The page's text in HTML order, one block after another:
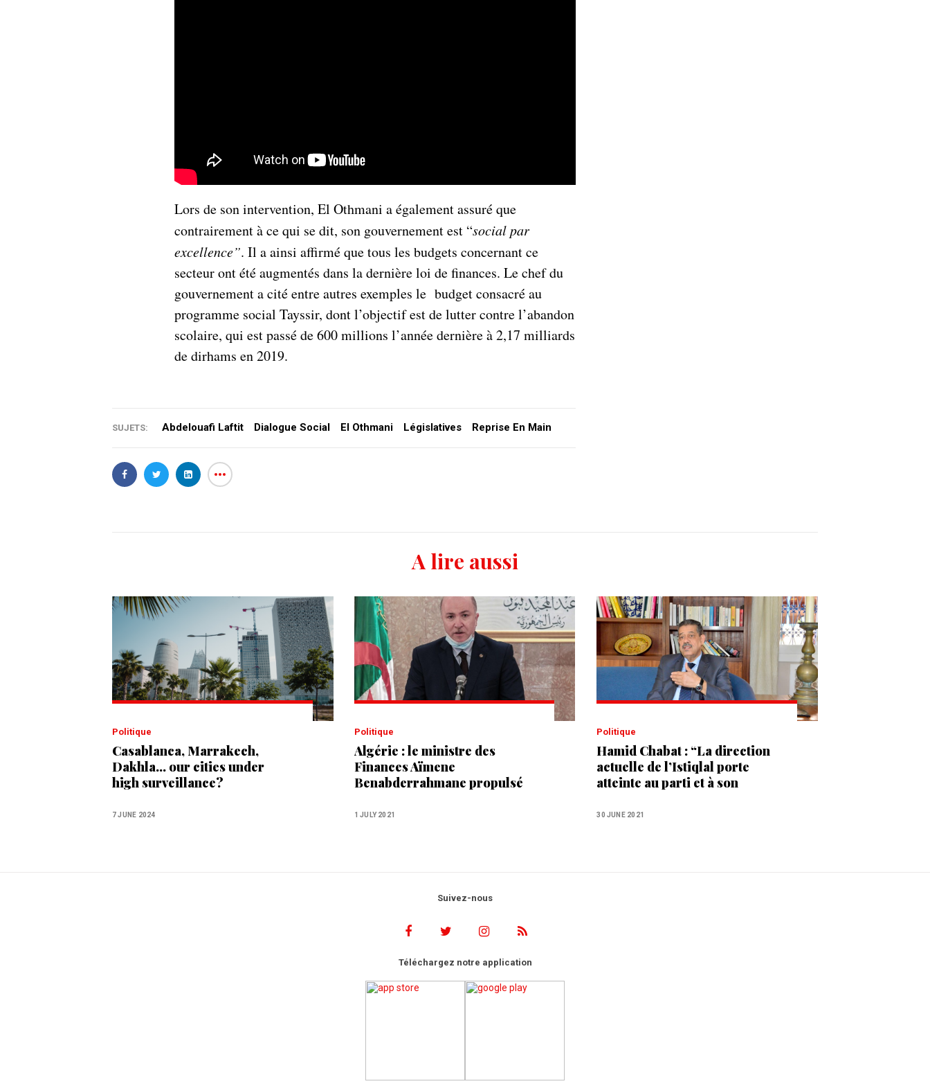
Lors de son intervention, El Othmani a également assuré que
contrairement à ce qui se dit, son gouvernement est “social par
excellence”. Il a ainsi affirmé que tous les budgets concernant ce
secteur ont été augmentés dans la dernière loi de finances. Le chef du
gouvernement a cité entre autres exemples le budget consacré au
programme social Tayssir, dont l’objectif est de lutter contre l’abandon
scolaire, qui est passé de 600 millions l’année dernière à 2,17 milliards
de dirhams en 2019.
SUJETS: Abdelouafi Laftit Dialogue Social El Othmani Législatives Reprise En Main
A lire aussi
Politique
Casablanca, Marrakech,
Dakhla... our cities under
high surveillance?
7 JUNE 2024
Politique
Algérie : le ministre des
Finances Aïmene
Benabderrahmane propulsé
1 JULY 2021
Politique
Hamid Chabat : “La direction
actuelle de l’Istiqlal porte
atteinte au parti et à son
30 JUNE 2021
Suivez-nous
Téléchargez notre application